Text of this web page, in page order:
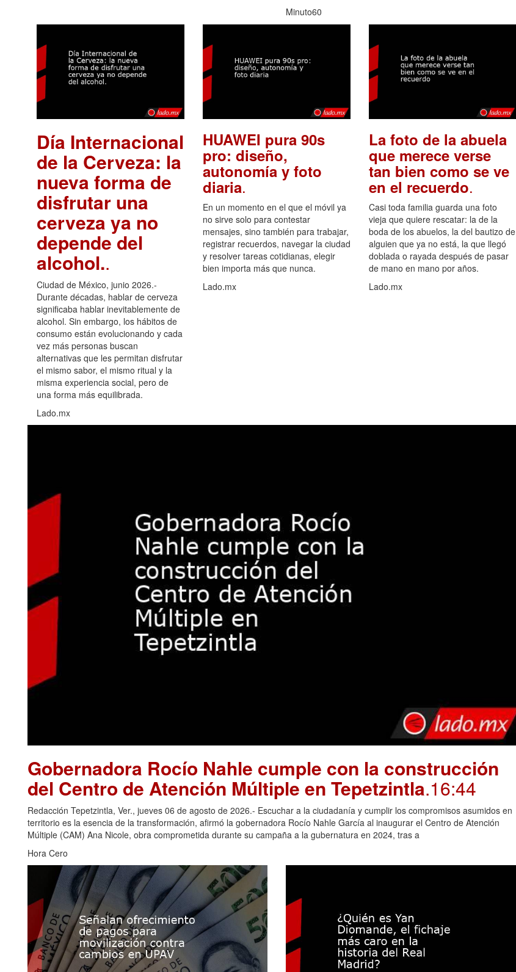
Minuto60
Día Internacional
de la Cerveza: la
nueva forma de
disfrutar una
cerveza ya no
depende del
alcohol..
Ciudad de México, junio 2026.-
Durante décadas, hablar de cerveza
significaba hablar inevitablemente de
alcohol. Sin embargo, los hábitos de
consumo están evolucionando y cada
vez más personas buscan
alternativas que les permitan disfrutar
el mismo sabor, el mismo ritual y la
misma experiencia social, pero de
una forma más equilibrada.
Lado.mx
HUAWEI pura 90s
pro: diseño,
autonomía y foto
diaria.
En un momento en el que el móvil ya
no sirve solo para contestar
mensajes, sino también para trabajar,
registrar recuerdos, navegar la ciudad
y resolver tareas cotidianas, elegir
bien importa más que nunca.
Lado.mx
La foto de la abuela
que merece verse
tan bien como se ve
en el recuerdo.
Casi toda familia guarda una foto
vieja que quiere rescatar: la de la
boda de los abuelos, la del bautizo de
alguien que ya no está, la que llegó
doblada o rayada después de pasar
de mano en mano por años.
Lado.mx
Gobernadora Rocío Nahle cumple con la construcción
del Centro de Atención Múltiple en Tepetzintla.16:44
Redacción Tepetzintla, Ver., jueves 06 de agosto de 2026.- Escuchar a la ciudadanía y cumplir los compromisos asumidos en
territorio es la esencia de la transformación, afirmó la gobernadora Rocío Nahle García al inaugurar el Centro de Atención
Múltiple (CAM) Ana Nicole, obra comprometida durante su campaña a la gubernatura en 2024, tras a
Hora Cero